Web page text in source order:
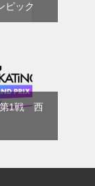
ピック
第1戦 西